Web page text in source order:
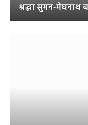
श्रद्धा सुमन-मेघनाथ